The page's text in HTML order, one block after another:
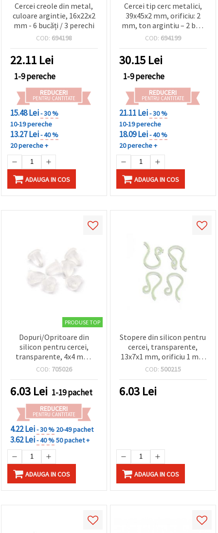
Cercei creole din metal,
culoare argintie, 16x22x2
mm - 6 bucăți / 3 perechi
COD: 694198
22.11 Lei
1-9 pereche
REDUCERI
PENTRU CANTITATE
15.48 Lei- 30 %
10-19 pereche
13.27 Lei- 40 %
20 pereche +
ADAUGA IN COS
Cercei tip cerc metalici,
39x45x2 mm, orificiu: 2
mm, ton argintiu – 2 buc.
(1 pereche)
COD: 694199
30.15 Lei
1-9 pereche
REDUCERI
PENTRU CANTITATE
21.11 Lei- 30 %
10-19 pereche
18.09 Lei- 40 %
20 pereche +
ADAUGA IN COS
PRODUSE TOP
Dopuri/Opritoare din
silicon pentru cercei,
transparente, 4x4 mm,
orificiu 1 mm - Pachet de
COD: 705026
6.03 Lei 1-19 pachet
REDUCERI
PENTRU CANTITATE
4.22 Lei- 30 % 20-49 pachet
3.62 Lei- 40 %50 pachet +
ADAUGA IN COS
Stopere din silicon pentru
cercei, transparente,
13x7x1 mm, orificiu 1 mm
- 100 buc.
COD: 500215
6.03 Lei
ADAUGA IN COS